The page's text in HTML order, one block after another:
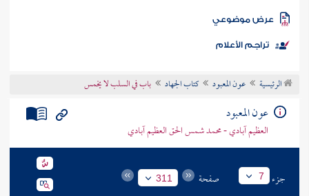
الكتب
موضوعي
تراجم الأعلام
الرئيسية عون المعبود كتاب الجهاد باب في السلب لا يخمس
عون المعبود
العظيم آبادي - محمد شمس الحق العظيم آبادي
جزء 7 صفحة 311